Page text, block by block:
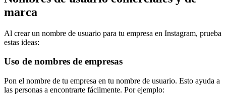
marca
Al crear un nombre de usuario para tu empresa en Instagram, prueba
estas ideas:
Uso de nombres de empresas
Pon el nombre de tu empresa en tu nombre de usuario. Esto ayuda a
las personas a encontrarte fácilmente. Por ejemplo: